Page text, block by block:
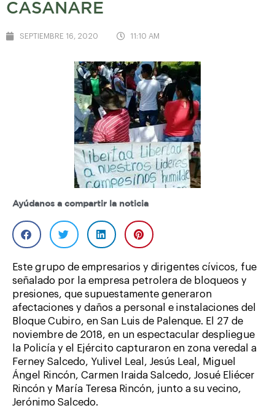
CASANARE
SEPTIEMBRE 16, 2020 11:10 AM
Ayúdanos a compartir la noticia
Este grupo de empresarios y dirigentes cívicos, fue
señalado por la empresa petrolera de bloqueos y
presiones, que supuestamente generaron
afectaciones y daños a personal e instalaciones del
Bloque Cubiro, en San Luis de Palenque. El 27 de
noviembre de 2018, en un espectacular despliegue
la Policía y el Ejército capturaron en zona veredal a
Ferney Salcedo, Yulivel Leal, Jesús Leal, Miguel
Ángel Rincón, Carmen Iraida Salcedo, Josué Eliécer
Rincón y María Teresa Rincón, junto a su vecino,
Jerónimo Salcedo.